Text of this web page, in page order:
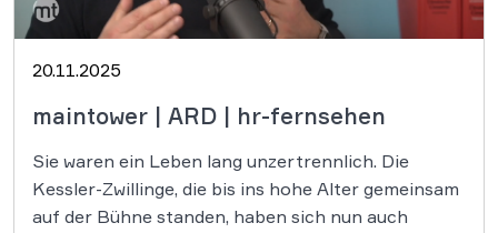
20.11.2025
maintower | ARD | hr-fernsehen
Sie waren ein Leben lang unzertrennlich. Die
Kessler-Zwillinge, die bis ins hohe Alter gemeinsam
auf der Bühne standen, haben sich nun auch